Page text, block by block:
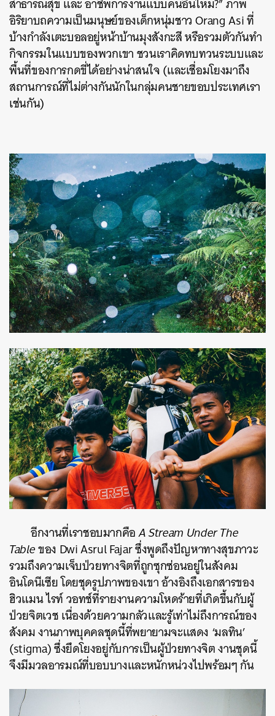
อิริยาบถความเป็นมนุษย์ของเด็กหนุ่มชาว Orang Asi ที่
บ้างกำลังเตะบอลอยู่หน้าบ้านมุงสังกะสี หรือรวมตัวกันทำ
กิจกรรมในแบบของพวกเขา ชวนเราคิดทบทวนระบบและ
พื้นที่ของการกดขี่ได้อย่างน่าสนใจ (และเชื่อมโยงมาถึง
สถานการณ์ที่ไม่ต่างกันนักในกลุ่มคนชายขอบประเทศเรา
เช่นกัน)
อีกงานที่เราชอบมากคือA Stream Under The
Tableของ Dwi Asrul Fajar ซึ่งพูดถึงปัญหาทางสุขภาวะ
รวมถึงความเจ็บป่วยทางจิตที่ถูกซุกซ่อนอยู่ในสังคม
อินโดนีเซีย โดยชุดรูปภาพของเขา อ้างอิงถึงเอกสารของ
ฮิวแมน ไรท์ วอทช์ที่รายงานความโหดร้ายที่เกิดขึ้นกับผู้
ป่วยจิตเวช เนื่องด้วยความกลัวและรู้เท่าไม่ถึงการณ์ของ
สังคม งานภาพบุคคลชุดนี้ที่พยายามจะแสดง ‘มลทิน’
(stigma) ซึ่งยึดโยงอยู่กับการเป็นผู้ป่วยทางจิต งานชุดนี้
จึงมีมวลอารมณ์ที่บอบบางและหนักหน่วงไปพร้อมๆ กัน